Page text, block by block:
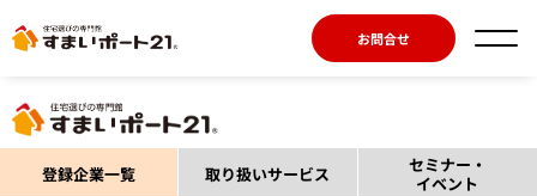
お問合せ
登録企業一覧 取り扱いサービス
セミナー・
イベント